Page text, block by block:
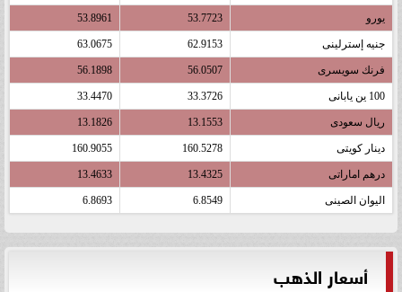
يورو 53.7723
53.8961
جنيه إسترلينى 62.9153
63.0675
فرنك سويسرى 56.0507
56.1898
100 ين يابانى 33.3726
33.4470
ريال سعودى 13.1553
13.1826
دينار كويتى 160.5278
160.9055
درهم اماراتى 13.4325
13.4633
اليوان الصينى 6.8549
6.8693
أسعار الذهب